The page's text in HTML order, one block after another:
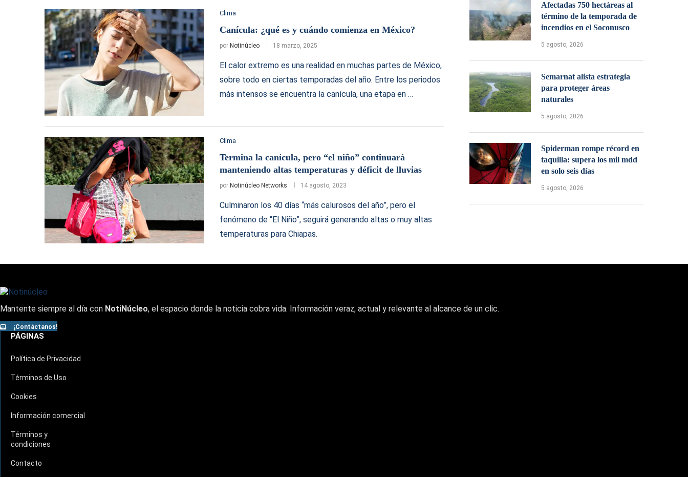
Clima
Canícula: ¿qué es y cuándo comienza en México?
por Notinúcleo 18 marzo, 2025
El calor extremo es una realidad en muchas partes de México,
sobre todo en ciertas temporadas del año. Entre los periodos
más intensos se encuentra la canícula, una etapa en …
Clima
Termina la canícula, pero “el niño” continuará
manteniendo altas temperaturas y déficit de lluvias
por Notinúcleo Networks 14 agosto, 2023
Culminaron los 40 días “más calurosos del año”, pero el
fenómeno de “El Niño”, seguirá generando altas o muy altas
temperaturas para Chiapas.
Afectadas 750 hectáreas al
término de la temporada de
incendios en el Soconusco
5 agosto, 2026
Semarnat alista estrategia
para proteger áreas
naturales
5 agosto, 2026
Spiderman rompe récord en
taquilla: supera los mil mdd
en solo seis días
5 agosto, 2026
Mantente siempre al día con NotiNúcleo, el espacio donde la noticia cobra vida. Información veraz, actual y relevante al alcance de un clic.
¡Contáctanos!
PÁGINAS
Política de Privacidad
Términos de Uso
Cookies
Información comercial
Términos y
condiciones
Contacto